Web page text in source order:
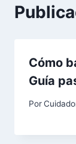
Cómo
Guía
Por